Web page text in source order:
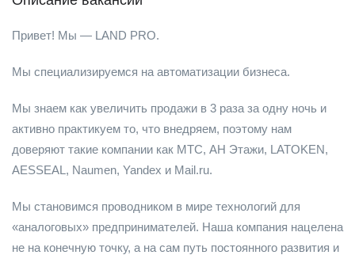
Привет! Мы — LAND PRO.
Мы специализируемся на автоматизации бизнеса.
Мы знаем как увеличить продажи в 3 раза за одну ночь и
активно практикуем то, что внедряем, поэтому нам
доверяют такие компании как МТС, АН Этажи, LATOKEN,
AESSEAL, Naumen, Yandex и Mail.ru.
Мы становимся проводником в мире технологий для
«аналоговых» предпринимателей. Наша компания нацелена
не на конечную точку, а на сам путь постоянного развития и